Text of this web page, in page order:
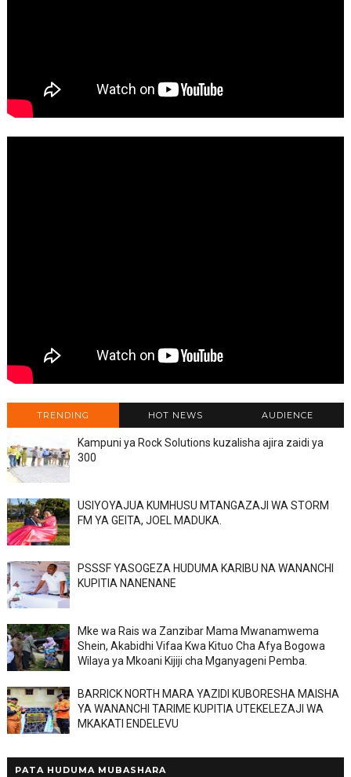
TRENDING HOT NEWS AUDIENCE
Kampuni ya Rock Solutions kuzalisha ajira zaidi ya
300
USIYOYAJUA KUMHUSU MTANGAZAJI WA STORM
FM YA GEITA, JOEL MADUKA.
PSSSF YASOGEZA HUDUMA KARIBU NA WANANCHI
KUPITIA NANENANE
Mke wa Rais wa Zanzibar Mama Mwanamwema
Shein, Akabidhi Vifaa Kwa Kituo Cha Afya Bogowa
Wilaya ya Mkoani Kijiji cha Mganyageni Pemba.
BARRICK NORTH MARA YAZIDI KUBORESHA MAISHA
YA WANANCHI TARIME KUPITIA UTEKELEZAJI WA
MKAKATI ENDELEVU
PATA HUDUMA MUBASHARA